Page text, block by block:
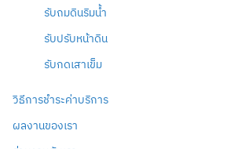
รับถมดินริมน้ำ
รับปรับหน้าดิน
รับกดเสาเข็ม
วิธีการชำระค่าบริการ
ผลงานของเรา